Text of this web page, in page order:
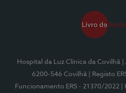
Hospital da Luz Clínica da Covilhã
6200-546 Covilhã
| Registo
Funcionamento ERS - 21370/2022